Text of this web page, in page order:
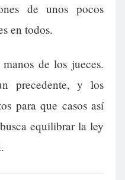
de unos pocos
en todos.
de los jueces.
precedente, y los
para que casos así
equilibrar la ley